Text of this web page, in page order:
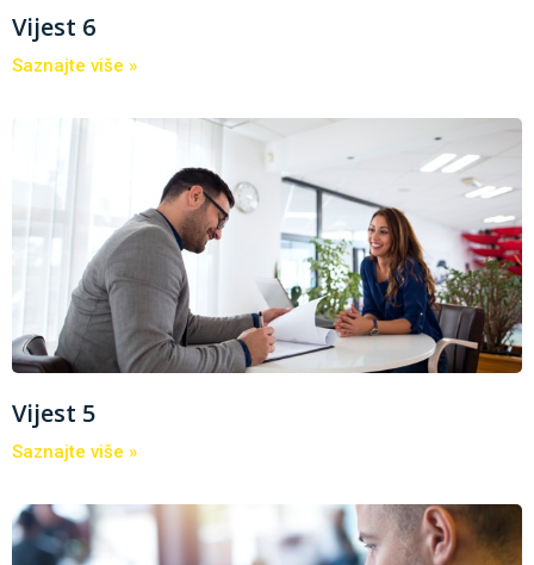
Vijest 6
Saznajte više »
Vijest 5
Saznajte više »